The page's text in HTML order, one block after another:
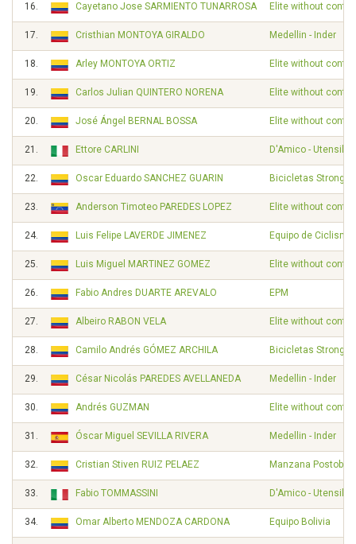
16. Cayetano Jose SARMIENTO TUNARROSA Elite without
17. Cristhian MONTOYA GIRALDO Medellin - Inder
18. Arley MONTOYA ORTIZ Elite without
19. Carlos Julian QUINTERO NORENA Elite without
20. José Ángel BERNAL BOSSA Elite without
21. Ettore CARLINI D'Amico -
22. Oscar Eduardo SANCHEZ GUARIN Bicicletas
23. Anderson Timoteo PAREDES LOPEZ Elite without
24. Luis Felipe LAVERDE JIMENEZ Equipo de
25. Luis Miguel MARTINEZ GOMEZ Elite without
26. Fabio Andres DUARTE AREVALO EPM
27. Albeiro RABON VELA Elite without
28. Camilo Andrés GÓMEZ ARCHILA Bicicletas
29. César Nicolás PAREDES AVELLANEDA Medellin - Inder
30. Andrés GUZMAN Elite without
31. Óscar Miguel SEVILLA RIVERA Medellin - Inder
32. Cristian Stiven RUIZ PELAEZ Manzana
33. Fabio TOMMASSINI D'Amico -
34. Omar Alberto MENDOZA CARDONA Equipo Bolivia